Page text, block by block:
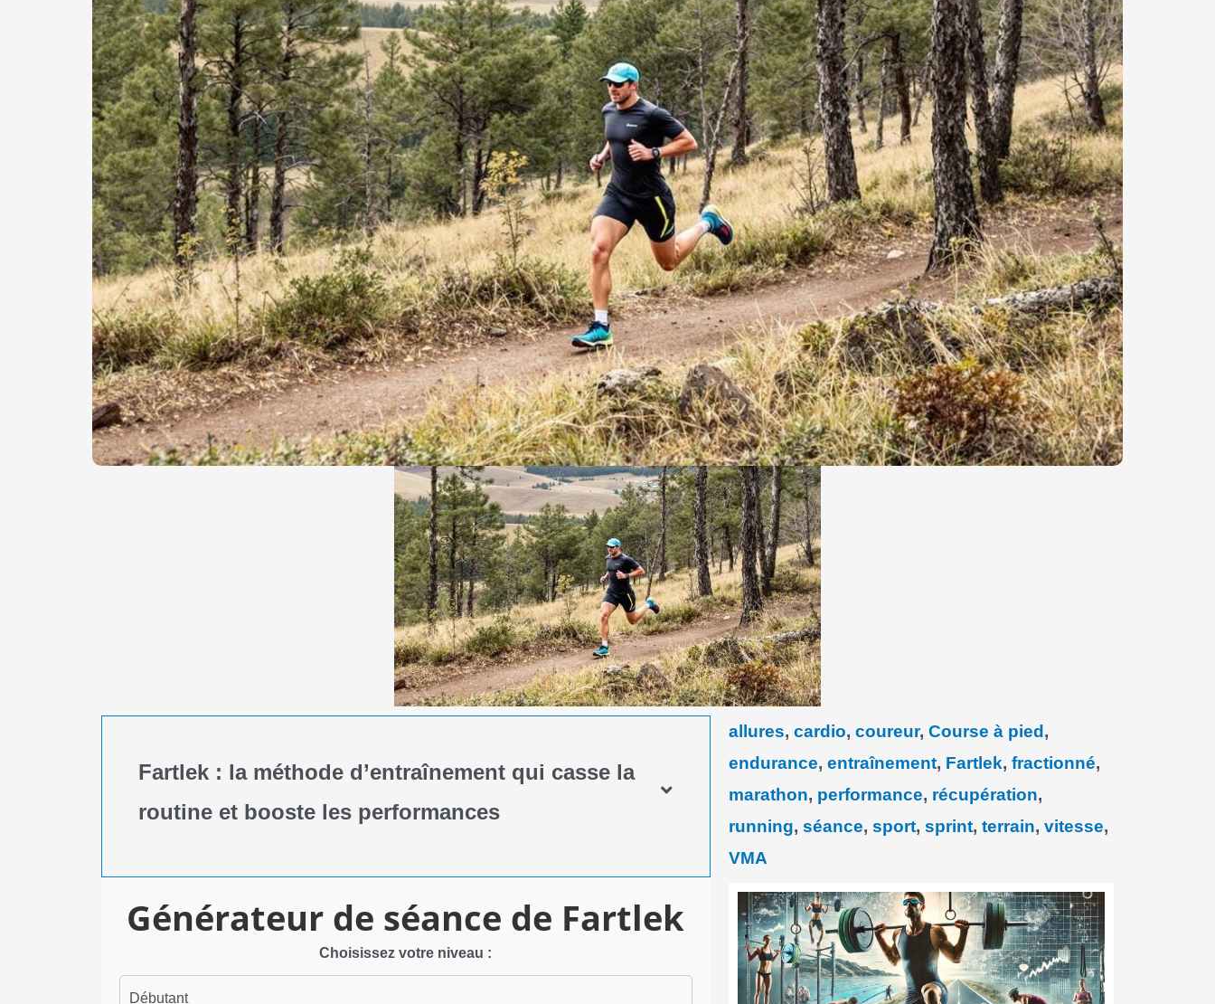
Fartlek : la méthode d’entraînement qui casse la
routine et booste les performances
Générateur de séance de Fartlek
Choisissez votre niveau :
Débutant
allures, cardio, coureur, Course à pied ,
endurance, entraînement, Fartlek, fractionné,
marathon, performance, récupération,
running, séance, sport, sprint, terrain, vitesse,
VMA